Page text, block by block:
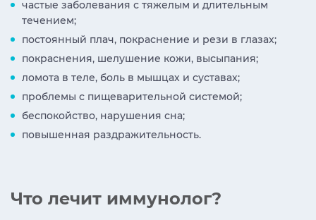
частые заболевания с тяжелым и длительным
течением;
постоянный плач, покраснение и рези в глазах;
покраснения, шелушение кожи, высыпания;
ломота в теле, боль в мышцах и суставах;
проблемы с пищеварительной системой;
беспокойство, нарушения сна;
повышенная раздражительность.
Что лечит иммунолог?